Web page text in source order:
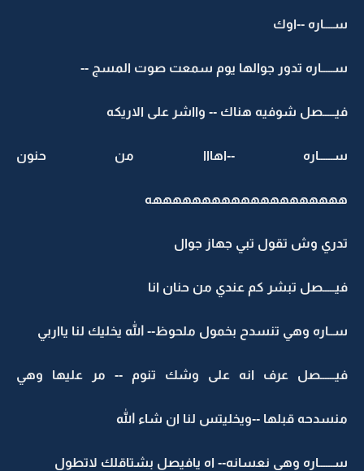
ســــاره --اوك
ســـــاره تدور جوالها يوم سمعت صوت المسج --
فيـــــصل شوفيه هناك -- وااشر على الاريكه
ســــــاره --اهااا من حنون
ههههههههههههههههههههه
تدري وش تقول تبي جهاز جوال
فيـــــصل تبشر كم عندي من حنان انا
ســاره وهي تنسدح بخمول ملحوظ-- الله يخليك لنا يااربي
فيــــــصل عرف انه على وشك تنوم -- مر عليها وهي
منسدحه قبلها --ويخليتس لنا ان شاء الله
ســــــاره وهي نعسانه-- اه يافيصل بشتاقلك لاتطول